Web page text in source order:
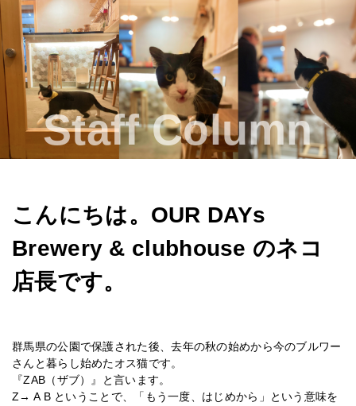
About us
Beer & Menu
Staff Column
OUR DAYs Beer ON YOUR TAP?
Contact
レンタルスペース
Access
Staff Column
こんにちは。OUR DAYs
Brewery & clubhouse のネコ
店長です。
群馬県の公園で保護された後、去年の秋の始めから今のブルワー
さんと暮らし始めたオス猫です。
『ZAB（ザブ）』と言います。
Z→ A B ということで、「もう一度、はじめから」という意味を